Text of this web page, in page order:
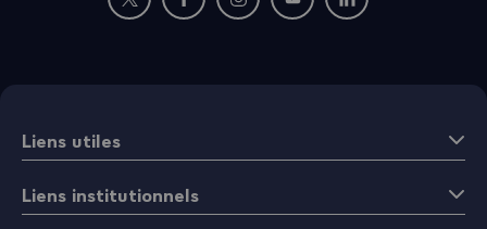
dont l'hospitalité est si forte et si chaleureuse.\
Nouvelle fenêtre : rejoignez-nous sur Twitter
Nouvelle fenêtre : rejoignez-nous sur
Nouvelle fenêtre : rejoignez-nous
Nouvelle fenêtre :
Nouvelle fenêtre :
Liens utiles
Liens institutionnels